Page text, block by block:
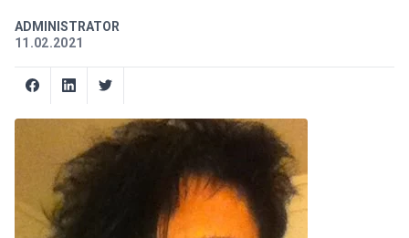
ADMINISTRATOR
11.02.2021